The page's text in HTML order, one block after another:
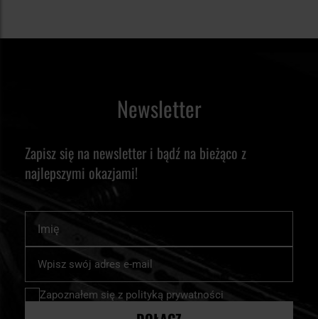
Newsletter
Zapisz się na newsletter i bądź na bieżąco z
najlepszymi okazjami!
nasz
newsletter:
Zapoznałem się z polityką prywatności